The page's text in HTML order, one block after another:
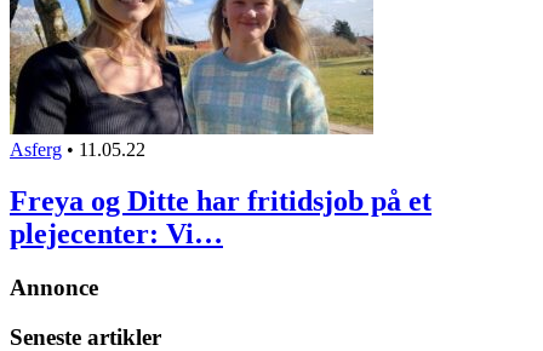
Asferg • 11.05.22
Freya og Ditte har fritidsjob på et
plejecenter: Vi…
Annonce
Seneste artikler